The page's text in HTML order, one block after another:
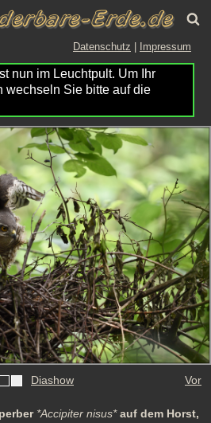
Datenschutz Impressum
nun im Leuchtpult. Um Ihr
wechseln Sie bitte auf die
Diashow Vor
*Accipiter nisus*auf dem Horst,